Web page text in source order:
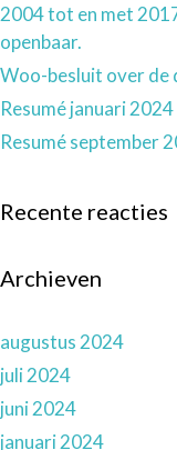
2004 tot en met
openbaar.
Woo-besluit over de
Resumé januari 2024
Resumé september
Recente reacties
Archieven
augustus 2024
juli 2024
juni 2024
januari 2024